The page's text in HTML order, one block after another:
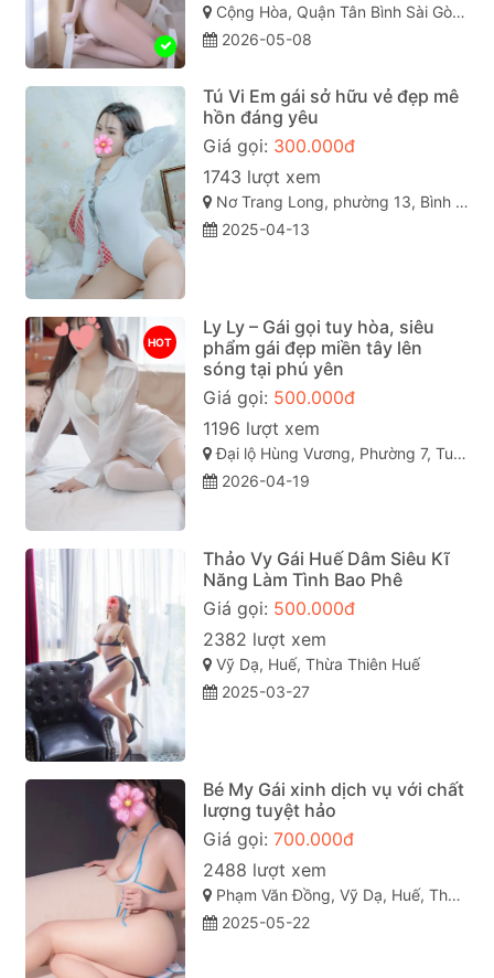
Cộng Hòa, Quận Tân Bình Sài Gòn ( TP. Hồ Chí Minh )
2026-05-08
Tú Vi Em gái sở hữu vẻ đẹp mê
hồn đáng yêu
Giá gọi: 300.000đ
1743 lượt xem
Nơ Trang Long, phường 13, Bình Thạnh, Thành phố Hồ Chí Minh
2025-04-13
HOT
Ly Ly – Gái gọi tuy hòa, siêu
phẩm gái đẹp miền tây lên
sóng tại phú yên
Giá gọi: 500.000đ
1196 lượt xem
Đại lộ Hùng Vương, Phường 7, Tuy Hòa, Phú Yên
2026-04-19
Thảo Vy Gái Huế Dâm Siêu Kĩ
Năng Làm Tình Bao Phê
Giá gọi: 500.000đ
2382 lượt xem
Vỹ Dạ, Huế, Thừa Thiên Huế
2025-03-27
Bé My Gái xinh dịch vụ với chất
lượng tuyệt hảo
Giá gọi: 700.000đ
2488 lượt xem
Phạm Văn Đồng, Vỹ Dạ, Huế, Thừa Thiên Huế
2025-05-22